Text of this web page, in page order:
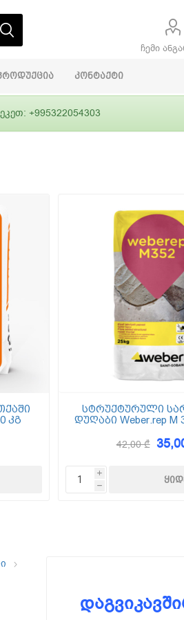
ჩემი
ფასადები
გრუნტები,
ჰიდროიზოლაცია
ლითონი
სამშენებლო
დანადგარები
კონტაქტი
+995322054303
კგ
სტრუქტურული
დუღაბი Weber.rep M 352 -25კგ (5
42,00 ₾
i
h